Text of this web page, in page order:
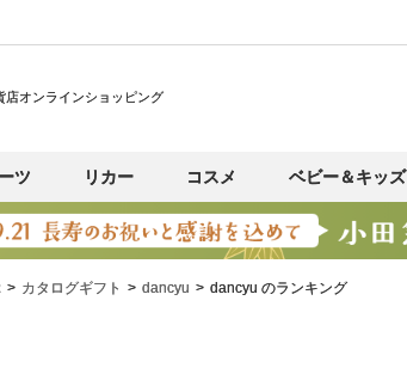
店オンラインショッピング
ツ リカー コスメ ベビー＆キッズ
カタログギフト dancyu dancyu のランキング